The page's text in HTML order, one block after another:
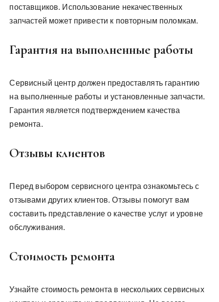
поставщиков. Использование некачественных
запчастей может привести к повторным поломкам.
Гарантия на выполненные работы
Сервисный центр должен предоставлять гарантию
на выполненные работы и установленные запчасти.
Гарантия является подтверждением качества
ремонта.
Отзывы клиентов
Перед выбором сервисного центра ознакомьтесь с
отзывами других клиентов. Отзывы помогут вам
составить представление о качестве услуг и уровне
обслуживания.
Стоимость ремонта
Узнайте стоимость ремонта в нескольких сервисных